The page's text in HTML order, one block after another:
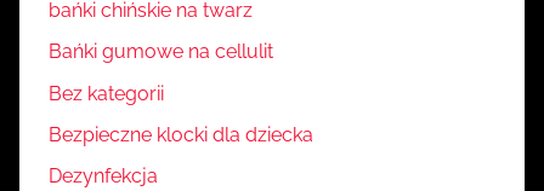
bańki chińskie na twarz
Bańki gumowe na cellulit
Bez kategorii
Bezpieczne klocki dla dziecka
Dezynfekcja